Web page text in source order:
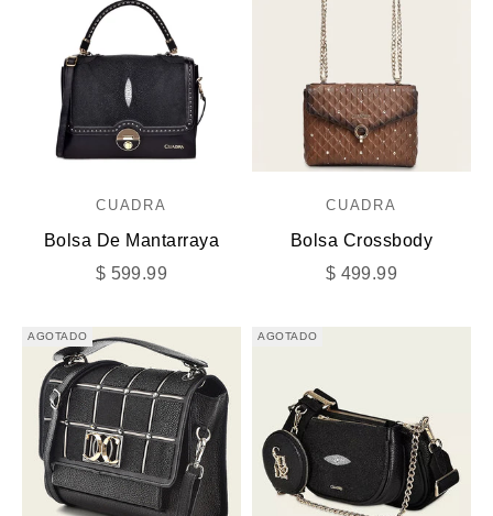
CUADRA
Bolsa De Mantarraya
Precio de oferta
$ 599.99
CUADRA
Bolsa Crossbody
Precio de oferta
$ 499.99
AGOTADO AGOTADO